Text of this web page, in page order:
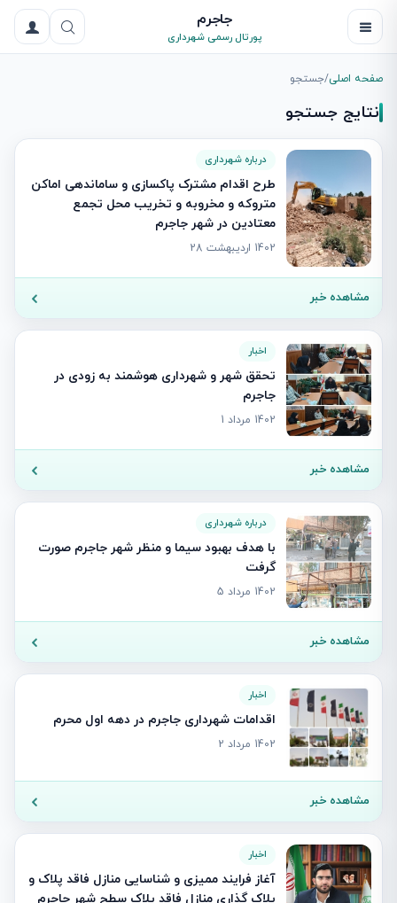
جاجرم
پورتال رسمی شهرداری
صفحه اصلی/جستجو
نتایج جستجو
درباره شهرداری
طرح اقدام مشترک پاکسازی و ساماندهی اماکن
متروکه و مخروبه و تخریب محل تجمع
معتادین در شهر جاجرم
1402 اردیبهشت 28
مشاهده خبر
اخبار
تحقق شهر و شهرداری هوشمند به زودی در
جاجرم
1402 مرداد 1
مشاهده خبر
درباره شهرداری
با هدف بهبود سیما و منظر شهر جاجرم صورت
گرفت
1402 مرداد 5
مشاهده خبر
اخبار
اقدامات شهرداری جاجرم در دهه اول محرم
1402 مرداد 2
مشاهده خبر
اخبار
آغاز فرایند ممیزی و شناسایی منازل فاقد پلاک و
پلاک گذاری منازل فاقد پلاک سطح شهر جاجرم